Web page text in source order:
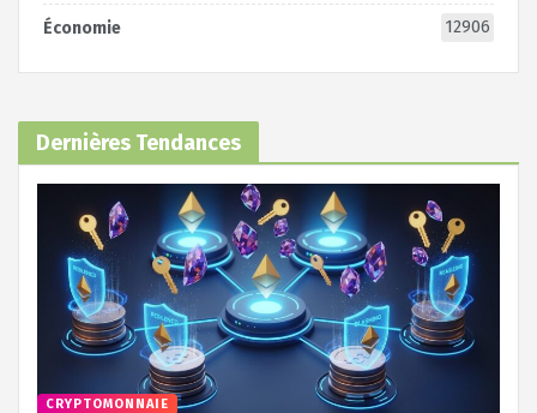
Économie 12906
Dernières Tendances
CRYPTOMONNAIE